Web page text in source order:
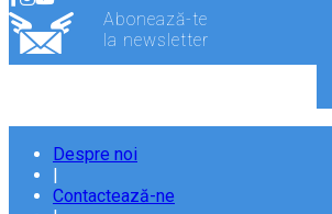
Abonează-te
la newsletter
Despre noi
|
Contactează-ne